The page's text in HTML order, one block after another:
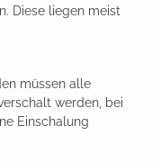
Diese liegen meist
müssen alle
werden, bei
Einschalung